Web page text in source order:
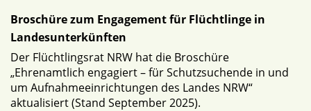
Broschüre zum Engagement für Flüchtlinge in
Landesunterkünften
Der Flüchtlingsrat NRW hat die Broschüre
„Ehrenamtlich engagiert – für Schutzsuchende in und
um Aufnahmeeinrichtungen des Landes NRW“
aktualisiert (Stand September 2025).